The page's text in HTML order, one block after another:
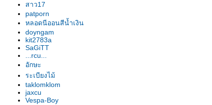
สาว17
patporn
หลอดนีออนสีน้ำเงิน
doyngam
kit2783a
SaGiTT
...rcu...
อักษะ
ระเบียงไม้
taklomklom
jaxcu
Vespa-Boy